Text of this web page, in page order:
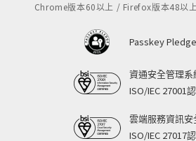
Chrome版本60以上 / Firefox版本48以
Passkey Pledge
資通安全管理系
ISO/IEC 27001
雲端服務資訊
ISO/IEC 27017